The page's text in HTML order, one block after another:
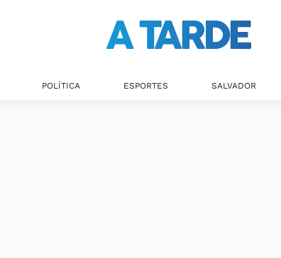
POLÍTICA ESPORTES SALVADOR